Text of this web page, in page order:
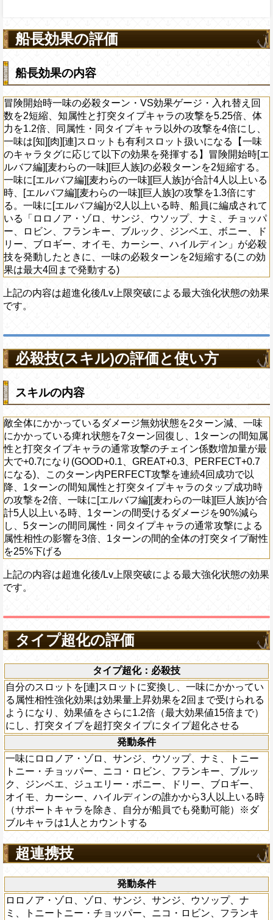
通常時
いるダメージ無効状態を2ターン減、一
痺れ状態を7ターン回復し、1ターンの間
プキャラの通常攻撃のチェイン係数増加
なる)、このターン内PERFECT攻撃を連
1ターンの間知属性と打突タイプキャラ
攻撃を2倍、一味に[エルバフ編][麦わら
合計5人以上いる時、1ターンの間受ける
らし、5ターンの間同属性・同タイプキ
よる属性相性の影響を3倍
上限突破
いるダメージ無効状態を2ターン減、一
痺れ状態を7ターン回復し、1ターンの間
プキャラの通常攻撃のチェイン係数増加
なり(GOOD+0.1、GREAT+0.3、
なる)、このターン内PERFECT攻撃を連
1ターンの間知属性と打突タイプキャラ
攻撃を2倍、一味に[エルバフ編][麦わら
合計5人以上いる時、1ターンの間受ける
らし、5ターンの間同属性・同タイプキ
タスの12%をサポート対象キャラの基礎
せする
対象
タイプキャラの基礎攻撃力が+100される
の一味][巨人族]が合計5人以上いる時、
効果を発動する場合、次の一味の行動時
かっている
状態を6ターン減らす(1度
で。ターン数を減らせない場合も1回と
)
ト封じ状態を10ターン回復する
の時、PERFECTならば回復×2倍回復
習得する
プキャラの攻撃を5倍、体力を1.2倍、同
ャラ以外の攻撃を4倍にし、一味は[知]
有利スロット扱いになる【一味のキャラ
の効果を発揮する】冒険開始時[エルバフ
巨人族]の必殺ターンを2短縮する。一味
わらの一味][巨人族]が合計4人以上いる
麦わらの一味][巨人族]の攻撃を1.2倍にす
フ編]が2人以上いる時、船員に編成され
・ゾロ、サンジ、ウソップ、ナミ、チョ
フランキー、ブルック、ジンベエ、ボニ
ギー、オイモ、カーシー、ハイルディ
動したときに、一味の必殺ターンを2短
最大4回まで発動する)
Lv上限突破
必殺ターン・VS効果ゲージ・入れ替え
性と打突タイプキャラの攻撃を5.25
同属性・同タイプキャラ以外の攻撃を4
][肉][連]スロットも有利スロット扱いに
ラタグに応じて以下の効果を発揮する】
フ編][麦わらの一味][巨人族]の必殺ター
味に[エルバフ編][麦わらの一味][巨人族]
時、[エルバフ編][麦わらの一味][巨人族]
れている「ロロノア・ゾロ、サンジ、ウ
ョッパー、ロビン、フランキー、ブルッ
ニー、ドリー、ブロギー、オイモ、カー
する(この効果は最大4回まで発動する)
[連]スロットに変換し、一味にかかって
効果は効果量上昇効果を2回まで受けら
効果値をさらに＋0.5上昇させ、打突タ
プにタイプ超化させる
ゾロ、サンジ、ウソップ、ナミ、トニー
ー、ニコ・ロビン、フランキー、ブルッ
ュエリー・ボニー、ドリー、ブロギー、
、ハイルディンの誰かから3人以上いる
ラを除き、自分が船員でも発動可能）※
とカウントする
イプキャラの連携攻撃力上昇2.75倍に
味の全属性スロットを有利スロット扱
発動条件
ゾロ、サンジ、サンジ、ウソップ、ナ
・チョッパー、ニコ・ロビン、フランキ
ンベエ、ジュエリー・ボニー、ドリー、
、カーシー、ハイルディンの誰かから2
ポートキャラを除く）※ダブルキャラは
る
船長効果の評価
船長効果の内容
冒険開始時一味の必殺ターン・VS効果ゲージ・入れ替え回
数を2短縮、知属性と打突タイプキャラの攻撃を5.25倍、体
力を1.2倍、同属性・同タイプキャラ以外の攻撃を4倍にし、
一味は[知][肉][連]スロットも有利スロット扱いになる【一味
のキャラタグに応じて以下の効果を発揮する】冒険開始時[エ
ルバフ編][麦わらの一味][巨人族]の必殺ターンを2短縮する。
一味に[エルバフ編][麦わらの一味][巨人族]が合計4人以上いる
時、[エルバフ編][麦わらの一味][巨人族]の攻撃を1.3倍にす
る。一味に[エルバフ編]が2人以上いる時、船員に編成されて
いる「ロロノア・ゾロ、サンジ、ウソップ、ナミ、チョッパ
ー、ロビン、フランキー、ブルック、ジンベエ、ボニー、ド
リー、ブロギー、オイモ、カーシー、ハイルディン」が必殺
技を発動したときに、一味の必殺ターンを2短縮する(この効
果は最大4回まで発動する)
上記の内容は超進化後/Lv上限突破による最大強化状態の効果
です。
必殺技(スキル)の評価と使い方
スキルの内容
敵全体にかかっているダメージ無効状態を2ターン減、一味
にかかっている痺れ状態を7ターン回復し、1ターンの間知属
性と打突タイプキャラの通常攻撃のチェイン係数増加量が最
大で+0.7になり(GOOD+0.1、GREAT+0.3、PERFECT+0.7
になる)、このターン内PERFECT攻撃を連続4回成功で以
降、1ターンの間知属性と打突タイプキャラのタップ成功時
の攻撃を2倍、一味に[エルバフ編][麦わらの一味][巨人族]が合
計5人以上いる時、1ターンの間受けるダメージを90%減ら
し、5ターンの間同属性・同タイプキャラの通常攻撃による
属性相性の影響を3倍、1ターンの間的全体の打突タイプ耐性
を25%下げる
上記の内容は超進化後/Lv上限突破による最大強化状態の効果
です。
タイプ超化の評価
タイプ超化：必殺技
自分のスロットを[連]スロットに変換し、一味にかかってい
る属性相性強化効果は効果量上昇効果を2回まで受けられる
ようになり、効果値をさらに1.2倍（最大効果値15倍まで）
にし、打突タイプを超打突タイプにタイプ超化させる
発動条件
一味にロロノア・ゾロ、サンジ、ウソップ、ナミ、トニー
トニー・チョッパー、ニコ・ロビン、フランキー、ブルッ
ク、ジンベエ、ジュエリー・ボニー、ドリー、ブロギー、
オイモ、カーシー、ハイルディンの誰かから3人以上いる時
（サポートキャラを除き、自分が船員でも発動可能）※ダ
ブルキャラは1人とカウントする
超連携技
発動条件
ロロノア・ゾロ、ゾロ、サンジ、サンジ、ウソップ、ナ
ミ、トニートニー・チョッパー、ニコ・ロビン、フランキ